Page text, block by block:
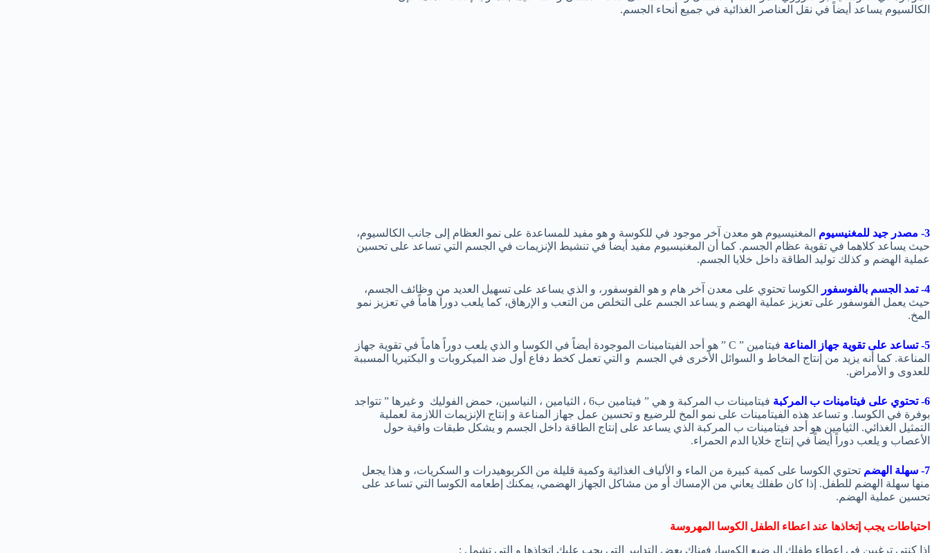
الكالسيوم يساعد أيضاً في نقل العناصر الغذائية في جميع أنحاء الجسم.
3- مصدر جيد للمغنيسيوم
المغنيسيوم هو معدن آخر موجود في للكوسة و هو مفيد للمساعدة على نمو العظام إلى جانب الكالسيوم،
حيث يساعد كلاهما في تقوية عظام الجسم. كما أن المغنيسيوم مفيد أيضاً في تنشيط الإنزيمات في الجسم التي تساعد على تحسين
عملية الهضم و كذلك توليد الطاقة داخل خلايا الجسم.
4- تمد الجسم بالفوسفور
الكوسا تحتوي على معدن آخر هام و هو الفوسفور، و الذي يساعد على تسهيل العديد من وظائف الجسم،
حيث يعمل الفوسفور على تعزيز عملية الهضم و يساعد الجسم على التخلص من التعب و الإرهاق، كما يلعب دوراً هاماً في تعزيز نمو
المخ.
5- تساعد على تقوية جهاز المناعة
فيتامين ” C ” هو أحد الفيتامينات الموجودة أيضاً في الكوسا و الذي يلعب دوراً هاماً في تقوية جهاز
المناعة. كما أنه يزيد من إنتاج المخاط و السوائل الأخرى في الجسم و التي تعمل كخط دفاع أول ضد الميكروبات و البكتيريا المسببة
للعدوى و الأمراض.
6- تحتوي على فيتامينات ب المركبة
فيتامينات ب المركبة و هي ” فيتامين ب6 ، الثيامين ، النياسين، حمض الفوليك و غيرها ” تتواجد
بوفرة في الكوسا. و تساعد هذه الفيتامينات على نمو المخ للرضيع و تحسين عمل جهاز المناعة و إنتاج الإنزيمات اللازمة لعملية
التمثيل الغذائي. الثيامين هو أحد فيتامينات ب المركبة الذي يساعد على إنتاج الطاقة داخل الجسم و يشكل طبقات واقية حول
الأعصاب و يلعب دوراً أيضاً في إنتاج خلايا الدم الحمراء.
7- سهلة الهضم
تحتوي الكوسا على كمية كبيرة من الماء و الألياف الغذائية وكمية قليلة من الكربوهيدرات و السكريات، و هذا يجعل
منها سهلة الهضم للطفل. إذا كان طفلك يعاني من الإمساك أو من مشاكل الجهاز الهضمي، يمكنك إطعامه الكوسا التي تساعد على
تحسين عملية الهضم.
احتياطات يجب إتخاذها عند اعطاء الطفل الكوسا المهروسة
إذا كنتي ترغبين في إعطاء طفلك الرضيع الكوسا، فهناك بعض التدابير التي يجب عليك إتخاذها و التي تشمل :